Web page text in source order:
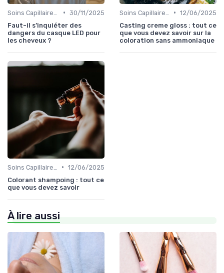
• 30/11/2025
Faut-il s’inquiéter des
dangers du casque LED pour
les cheveux ?
• 12/06/2025
Casting creme gloss : tout ce
que vous devez savoir sur la
coloration sans ammoniaque
• 12/06/2025
Colorant shampoing : tout ce
que vous devez savoir
À lire aussi